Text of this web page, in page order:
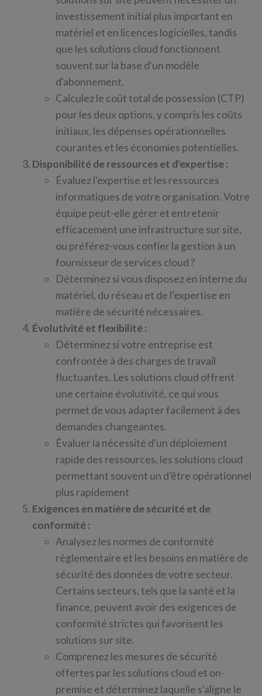
investissement initial plus important en
matériel et en licences logicielles, tandis
que les solutions cloud fonctionnent
souvent sur la base d'un modèle
d'abonnement.
Calculez le coût total de possession (CTP)
pour les deux options, y compris les coûts
initiaux, les dépenses opérationnelles
courantes et les économies potentielles.
Disponibilité de ressources et d'expertise :
Évaluez l'expertise et les ressources
informatiques de votre organisation. Votre
équipe peut-elle gérer et entretenir
efficacement une infrastructure sur site,
ou préférez-vous confier la gestion à un
fournisseur de services cloud ?
Déterminez si vous disposez en interne du
matériel, du réseau et de l'expertise en
matière de sécurité nécessaires.
Évolutivité et flexibilité :
Déterminez si votre entreprise est
confrontée à des charges de travail
fluctuantes. Les solutions cloud offrent
une certaine évolutivité, ce qui vous
permet de vous adapter facilement à des
demandes changeantes.
Évaluer la nécessité d'un déploiement
rapide des ressources, les solutions cloud
permettant souvent un d’être opérationnel
plus rapidement
Exigences en matière de sécurité et de
conformité :
Analysez les normes de conformité
réglementaire et les besoins en matière de
sécurité des données de votre secteur.
Certains secteurs, tels que la santé et la
finance, peuvent avoir des exigences de
conformité strictes qui favorisent les
solutions sur site.
Comprenez les mesures de sécurité
offertes par les solutions cloud et on-
premise et déterminez laquelle s'aligne le